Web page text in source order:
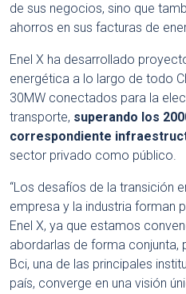
de sus negocios, sino que
ahorros en sus facturas de
Enel X ha desarrollado
energética a lo largo de todo
30MW conectados para la
transporte, superando los
correspondiente
sector privado como público.
“Los desafíos de la transición
empresa y la industria forman
Enel X, ya que estamos
abordarlas de forma conjunta,
Bci, una de las principales
país, converge en una visión